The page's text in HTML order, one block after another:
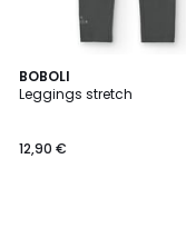
BOBOLI
Leggings stretch
12,90 €